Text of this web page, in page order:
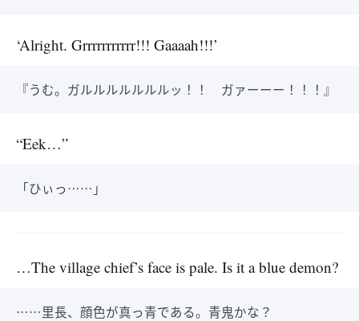
‘Alright. Grrrrrrrrrrr!!! Gaaaah!!!’
『うむ。ガルルルルルルルッ！！ ガァーーー！！！』
“Eek…”
「ひぃっ……」
…The village chief’s face is pale. Is it a blue demon?
……里長、顔色が真っ青である。青鬼かな？